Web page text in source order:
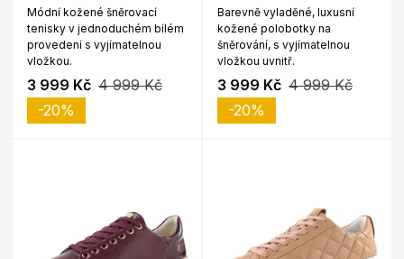
Módní kožené šněrovací
tenisky v jednoduchém bílém
provedení s vyjímatelnou
vložkou.
3 999 Kč 4 999 Kč
-20%
Barevně vyladěné, luxusní
kožené polobotky na
šněrování, s vyjímatelnou
vložkou uvnitř.
3 999 Kč 4 999 Kč
-20%